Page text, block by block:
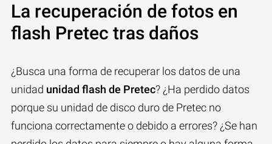
La recuperación de fotos en
flash Pretec tras daños
¿Busca una forma de recuperar los datos de una
unidad unidad flash de Pretec? ¿Ha perdido datos
porque su unidad de disco duro de Pretec no
funciona correctamente o debido a errores? ¿Se han